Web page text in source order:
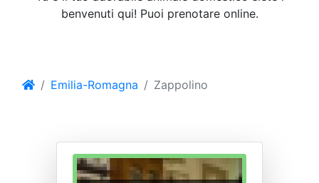
benvenuti qui! Puoi prenotare online.
Emilia-Romagna Zappolino